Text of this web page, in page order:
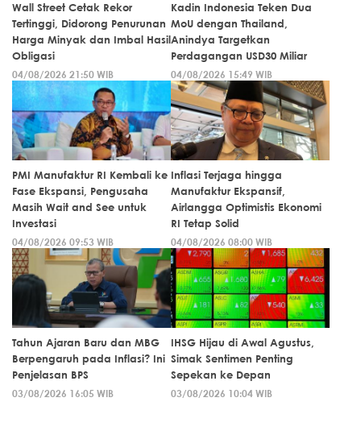
Wall Street Cetak Rekor
Tertinggi, Didorong Penurunan
Harga Minyak dan Imbal Hasil
Obligasi
04/08/2026 21:50 WIB
Kadin Indonesia Teken Dua
MoU dengan Thailand,
Anindya Targetkan
Perdagangan USD30 Miliar
04/08/2026 15:49 WIB
PMI Manufaktur RI Kembali ke
Fase Ekspansi, Pengusaha
Masih Wait and See untuk
Investasi
04/08/2026 09:53 WIB
Inflasi Terjaga hingga
Manufaktur Ekspansif,
Airlangga Optimistis Ekonomi
RI Tetap Solid
04/08/2026 08:00 WIB
Tahun Ajaran Baru dan MBG
Berpengaruh pada Inflasi? Ini
Penjelasan BPS
03/08/2026 16:05 WIB
IHSG Hijau di Awal Agustus,
Simak Sentimen Penting
Sepekan ke Depan
03/08/2026 10:04 WIB